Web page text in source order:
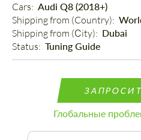
Cars: Audi Q8 (2018+)
Shipping from (Country):
Shipping from (Сity): Dubai
Status: Tuning Guide
Глобальные